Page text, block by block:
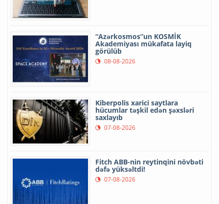
“Azərkosmos”un KOSMİK
Akademiyası mükafata layiq
görülüb
08-08-2026
Kiberpolis xarici saytlara
hücumlar təşkil edən şəxsləri
saxlayıb
07-08-2026
Fitch ABB-nin reytinqini növbəti
dəfə yüksəltdi!
07-08-2026